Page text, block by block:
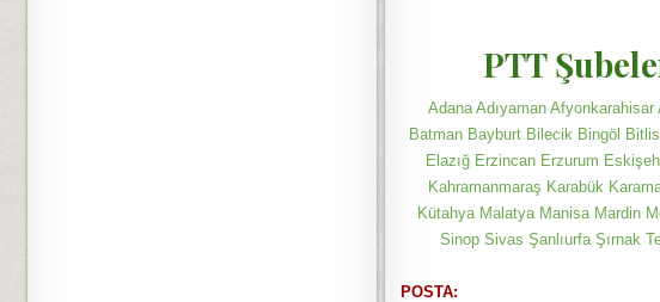
PTT
Adana Adıyaman
Batman Bayburt Bilecik Bingöl
Elazığ Erzincan Erzurum
Kahramanmaraş Karabük
Kütahya Malatya Manisa Mardin
Sinop Sivas Şanlıurfa Şırnak
POSTA: